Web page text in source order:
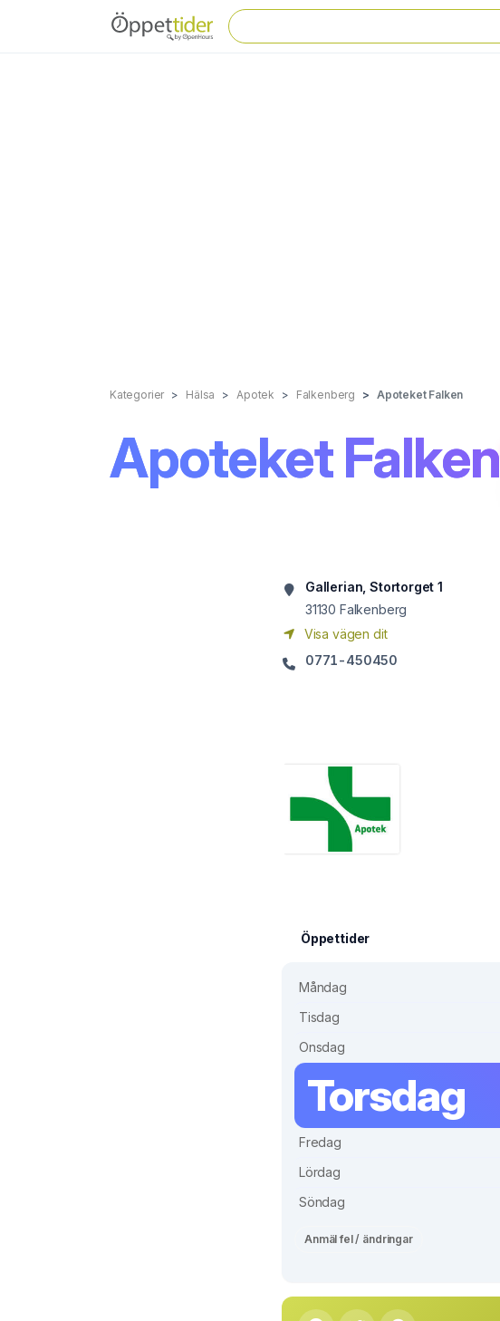
Kategorier Hälsa Apotek Falkenberg Apoteket Falken
Apoteket Falken
Gallerian, Stortorget 1
31130 Falkenberg
Visa vägen dit
0771-450450
Öppettider
Måndag
Tisdag
Onsdag
Torsdag
Fredag
Lördag
Söndag
Anmäl fel / ändringar